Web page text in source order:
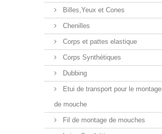
Billes,Yeux et Cones
Chenilles
Corps et pattes elastique
Corps Synthétiques
Dubbing
Etui de transport pour le montage
de mouche
Fil de montage de mouches